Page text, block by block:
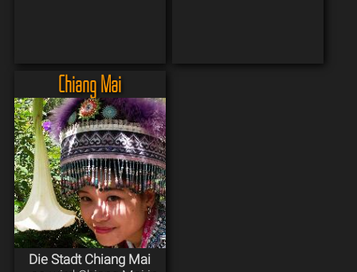
Chiang Mai
Die Stadt Chiang Mai